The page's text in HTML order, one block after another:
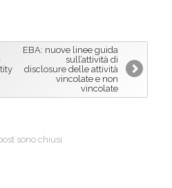
EBA: nuove linee guida
sull’attività di
disclosure delle attività
vincolate e non
vincolate
sono chiusi